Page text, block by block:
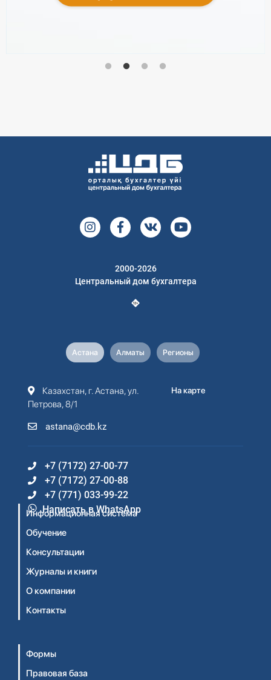
2000-2026
Центральный дом бухгалтера
Астана Алматы Регионы
Казахстан, г. Астана, ул.
Петрова, 8/1
astana@cdb.kz
На карте
+7 (7172) 27-00-77
+7 (7172) 27-00-88
+7 (771) 033-99-22
Написать в WhatsApp
Информационная система
Обучение
Консультации
Журналы и книги
О компании
Контакты
Формы
Правовая база